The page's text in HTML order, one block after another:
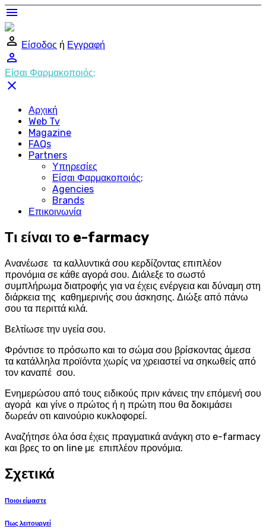
menu
perm_identity Είσοδος ή Εγγραφή
perm_identity
Είσαι Φαρμακοποιός;
close
Αρχική
Web Tv
Magazine
FAQs
Partners
Υπηρεσίες
Είσαι Φαρμακοποιός;
Agencies
Brands
Επικοινωνία
Τι είναι το e-farmacy
Ανανέωσε τα καλλυντικά σου κερδίζοντας επιπλέον
προνόμια σε κάθε αγορά σου. Διάλεξε το σωστό
συμπλήρωμα διατροφής για να έχεις ενέργεια και δύναμη στη
διάρκεια της καθημερινής σου άσκησης. Διώξε από πάνω
σου τα περιττά κιλά.
Βελτίωσε την υγεία σου.
Φρόντισε το πρόσωπο και το σώμα σου βρίσκοντας άμεσα
τα κατάλληλα προϊόντα χωρίς να χρειαστεί να σηκωθείς από
τον καναπέ σου.
Ενημερώσου από τους ειδικούς πριν κάνεις την επόμενή σου
αγορά και γίνε ο πρώτος ή η πρώτη που θα δοκιμάσει
δωρεάν οτι καινούριο κυκλοφορεί.
Αναζήτησε όλα όσα έχεις πραγματικά ανάγκη στο e-farmacy
και βρες το on line με επιπλέον προνόμια.
Σχετικά
Ποιοι είμαστε
Πως λειτουργεί